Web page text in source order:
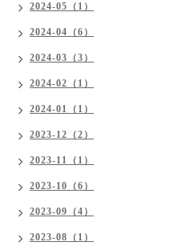
2024-05（1）
2024-04（6）
2024-03（3）
2024-02（1）
2024-01（1）
2023-12（2）
2023-11（1）
2023-10（6）
2023-09（4）
2023-08（1）